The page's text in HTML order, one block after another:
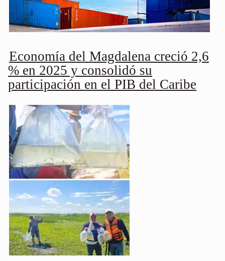
Economía del Magdalena creció 2,6
% en 2025 y consolidó su
participación en el PIB del Caribe